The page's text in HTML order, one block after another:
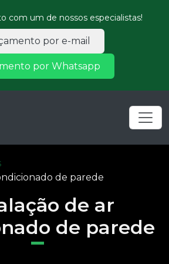
com um de nossos especialistas!
por e-mail
por Whatsapp
de parede
de ar
de parede